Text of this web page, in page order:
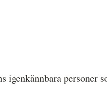
igenkännbara personer